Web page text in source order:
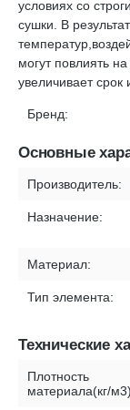
условиях со
сушки. В
могут повлиять
увеличивает срок
Бренд:
Основные
Производитель:
Назначение:
Материал:
Тип элемента:
Технические
Плотность
материала(кг/